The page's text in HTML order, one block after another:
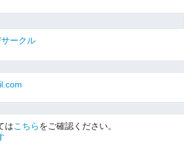
ークル
はこちらをご確認ください。